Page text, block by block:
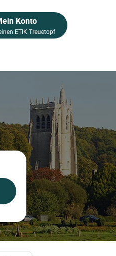
Konto
ETIK Treuetopf